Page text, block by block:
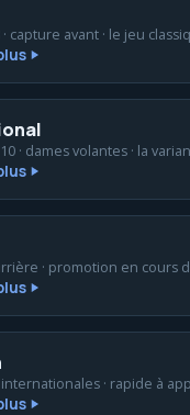
capture avant · le jeu
· dames volantes · la
· promotion en cours
internationales · rapide à